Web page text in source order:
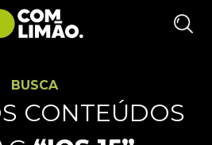
BUSCA
CONTEÚDOS